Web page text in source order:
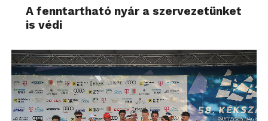
A fenntartható nyár a szervezetünket
is védi